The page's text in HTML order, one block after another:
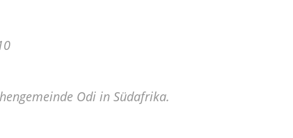
Odi in Südafrika.